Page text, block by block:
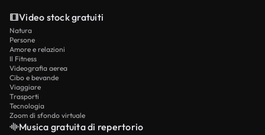
Video stock gratuiti
Natura
Persone
Amore e relazioni
Il Fitness
Videografia aerea
Cibo e bevande
Viaggiare
Trasporti
Tecnologia
Zoom di sfondo virtuale
Musica gratuita di repertorio